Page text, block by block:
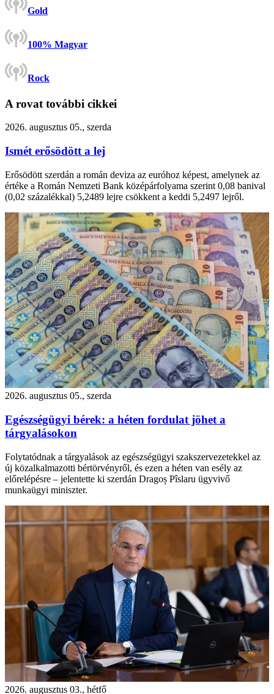
Gold
100% Magyar
Rock
A rovat további cikkei
2026. augusztus 05., szerda
Ismét erősödött a lej
Erősödött szerdán a román deviza az euróhoz képest, amelynek az
értéke a Román Nemzeti Bank középárfolyama szerint 0,08 banival
(0,02 százalékkal) 5,2489 lejre csökkent a keddi 5,2497 lejről.
2026. augusztus 05., szerda
Egészségügyi bérek: a héten fordulat jöhet a
tárgyalásokon
Folytatódnak a tárgyalások az egészségügyi szakszervezetekkel az
új közalkalmazotti bértörvényről, és ezen a héten van esély az
előrelépésre – jelentette ki szerdán Dragoș Pîslaru ügyvivő
munkaügyi miniszter.
2026. augusztus 03., hétfő